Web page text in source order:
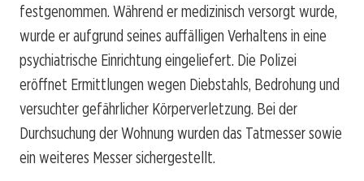
festgenommen. Während er medizinisch versorgt wurde,
wurde er aufgrund seines auffälligen Verhaltens in eine
psychiatrische Einrichtung eingeliefert. Die Polizei
eröffnet Ermittlungen wegen Diebstahls, Bedrohung und
versuchter gefährlicher Körperverletzung. Bei der
Durchsuchung der Wohnung wurden das Tatmesser sowie
ein weiteres Messer sichergestellt.